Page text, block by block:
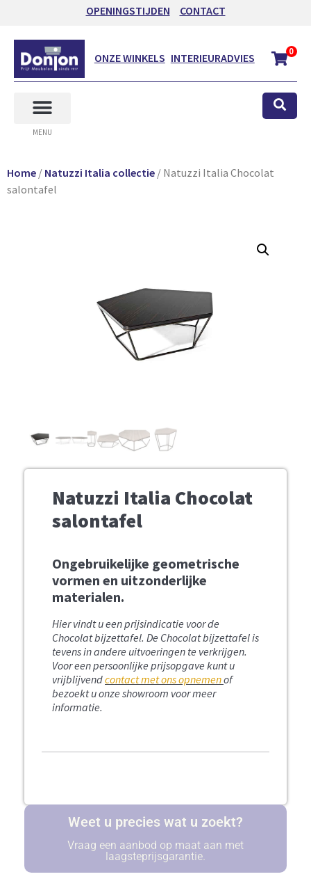
OPENINGSTIJDEN CONTACT
ONZE WINKELS INTERIEURADVIES 0
MENU
Home / Natuzzi Italia collectie / Natuzzi Italia Chocolat
salontafel
Natuzzi Italia Chocolat
salontafel
Ongebruikelijke geometrische
vormen en uitzonderlijke
materialen.
Hier vindt u een prijsindicatie voor de
Chocolat bijzettafel. De Chocolat bijzettafel is
tevens in andere uitvoeringen te verkrijgen.
Voor een persoonlijke prijsopgave kunt u
vrijblijvendcontact met ons opnemenof
bezoekt u onze showroom voor meer
informatie.
Weet u precies wat u zoekt?
Vraag een aanbod op maat aan met
laagsteprijsgarantie.